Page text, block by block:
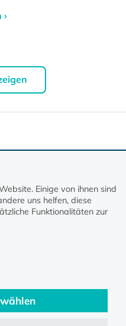
Vorpommern © 2026
Einige von ihnen sind
uns helfen, diese
Funktionalitäten zur